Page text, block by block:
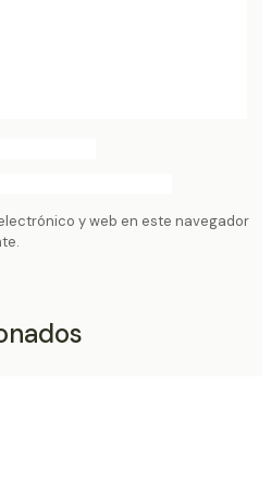
y web en este navegador